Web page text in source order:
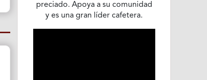
preciado. Apoya a su comunidad
y es una gran líder cafetera.